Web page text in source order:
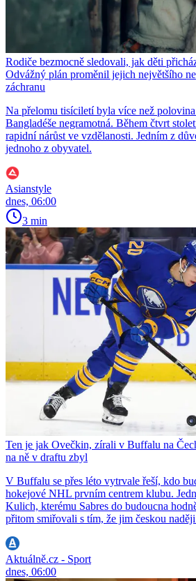
Rodiče bezmocně sledovali, jak děti
Odvážný plán proměnil jejich největšího
záchranu
Na přelomu tisíciletí byla více než
Bangladéše negramotná. Během čtvrt
rapidní nárůst ve vzdělanosti. Jedním z
jednoho z obyvatel.
Asianstyle
dnes, 06:00
3 min
Ten je jak Ovečkin, zírali v Buffalu na
na ně v draftu zbyl
V Buffalu se přes léto vytrvale řeší, kdo
hokejové NHL prvním centrem klubu.
Kulich, kterému Sabres do budoucna
přitom smiřovali s tím, že jim českou
Aktuálně.cz - Sport
dnes, 06:00